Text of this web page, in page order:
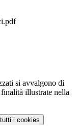
si avvalgono di
illustrate nella
i cookies